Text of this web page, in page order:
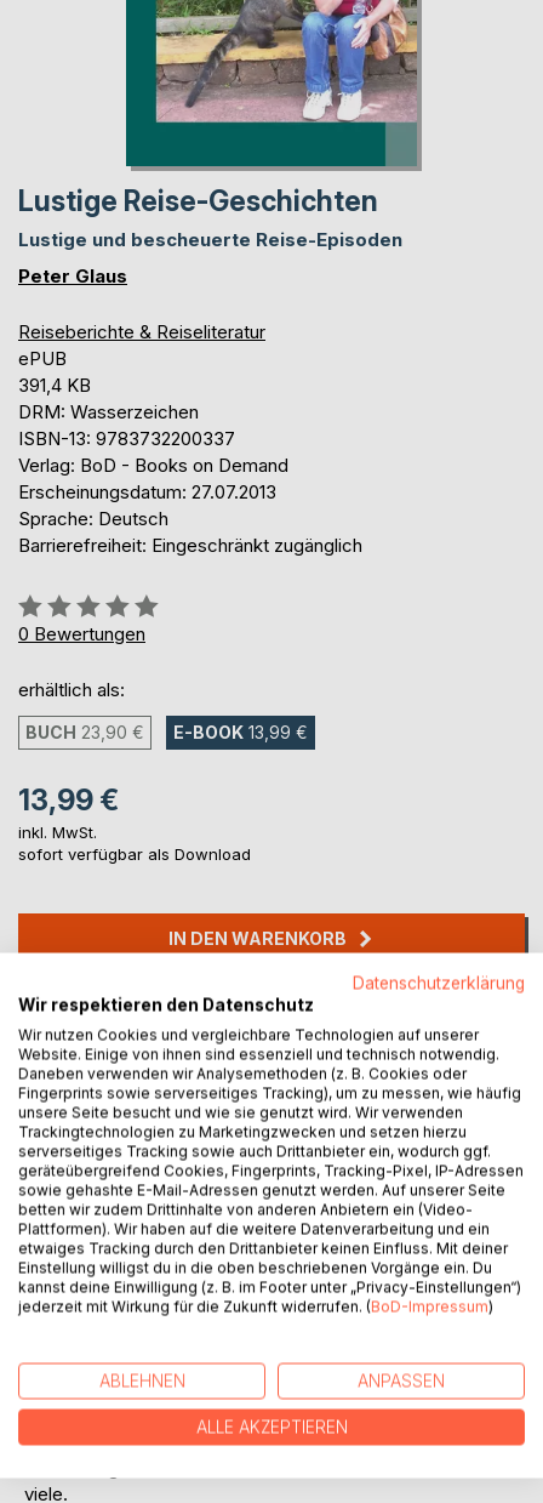
Lustige Reise-Geschichten
Lustige und bescheuerte Reise-Episoden
Peter Glaus
Reiseberichte & Reiseliteratur
ePUB
391,4 KB
DRM: Wasserzeichen
ISBN-13: 9783732200337
Verlag: BoD - Books on Demand
Erscheinungsdatum: 27.07.2013
Sprache: Deutsch
Barrierefreiheit: Eingeschränkt zugänglich
Bewertung::
0%
0 Bewertungen
erhältlich als:
BUCH 23,90 € E-BOOK 13,99 €
13,99 €
inkl. MwSt.
sofort verfügbar als Download
IN DEN WARENKORB
Auf die Merkliste
Titel bewerten
BESCHREIBUNG
Wenn einer eine Reise tut – dann kann er was erzählen,
stimmt zu hundert Prozent.
Was wir nun an lustigen und kuriosen Episoden erleben
durften, haben wir in diesem 340 Seiten starken Buch
zusammengefasst. Wenn man 16 Jahre mit hunderten von
Reisegästen unterwegs ist, erlebt man allerhand. Aber
viele.
Datenschutzerklärung
Wir respektieren den Datenschutz
Wir nutzen Cookies und vergleichbare Technologien auf unserer
Website. Einige von ihnen sind essenziell und technisch notwendig.
Daneben verwenden wir Analysemethoden (z. B. Cookies oder
Fingerprints sowie serverseitiges Tracking), um zu messen, wie häufig
unsere Seite besucht und wie sie genutzt wird. Wir verwenden
Trackingtechnologien zu Marketingzwecken und setzen hierzu
serverseitiges Tracking sowie auch Drittanbieter ein, wodurch ggf.
geräteübergreifend Cookies, Fingerprints, Tracking-Pixel, IP-Adressen
sowie gehashte E-Mail-Adressen genutzt werden. Auf unserer Seite
betten wir zudem Drittinhalte von anderen Anbietern ein (Video-
Plattformen). Wir haben auf die weitere Datenverarbeitung und ein
etwaiges Tracking durch den Drittanbieter keinen Einfluss. Mit deiner
Einstellung willigst du in die oben beschriebenen Vorgänge ein. Du
kannst deine Einwilligung (z. B. im Footer unter „Privacy-Einstellungen“)
jederzeit mit Wirkung für die Zukunft widerrufen. (BoD-Impressum)
ABLEHNEN ANPASSEN
ALLE AKZEPTIEREN